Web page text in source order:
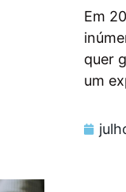
Em
quer
um